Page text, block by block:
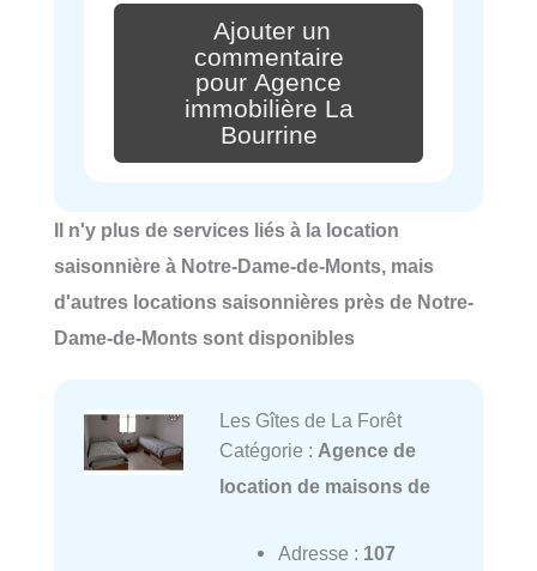
Ajouter un
commentaire
pour Agence
immobilière La
Bourrine
Il n'y plus de services liés à la location
saisonnière à Notre-Dame-de-Monts, mais
d'autres locations saisonnières près de Notre-
Dame-de-Monts sont disponibles
Les Gîtes de La Forêt
Catégorie : Agence de
location de maisons de
Adresse : 107